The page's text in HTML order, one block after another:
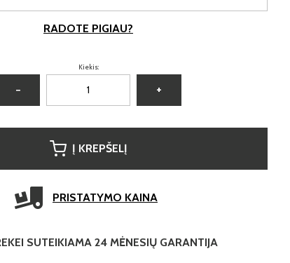
RADOTE PIGIAU?
Kiekis:
− +
Į KREPŠELĮ
PRISTATYMO KAINA
SUTEIKIAMA 24 MĖNESIŲ GARANTIJA